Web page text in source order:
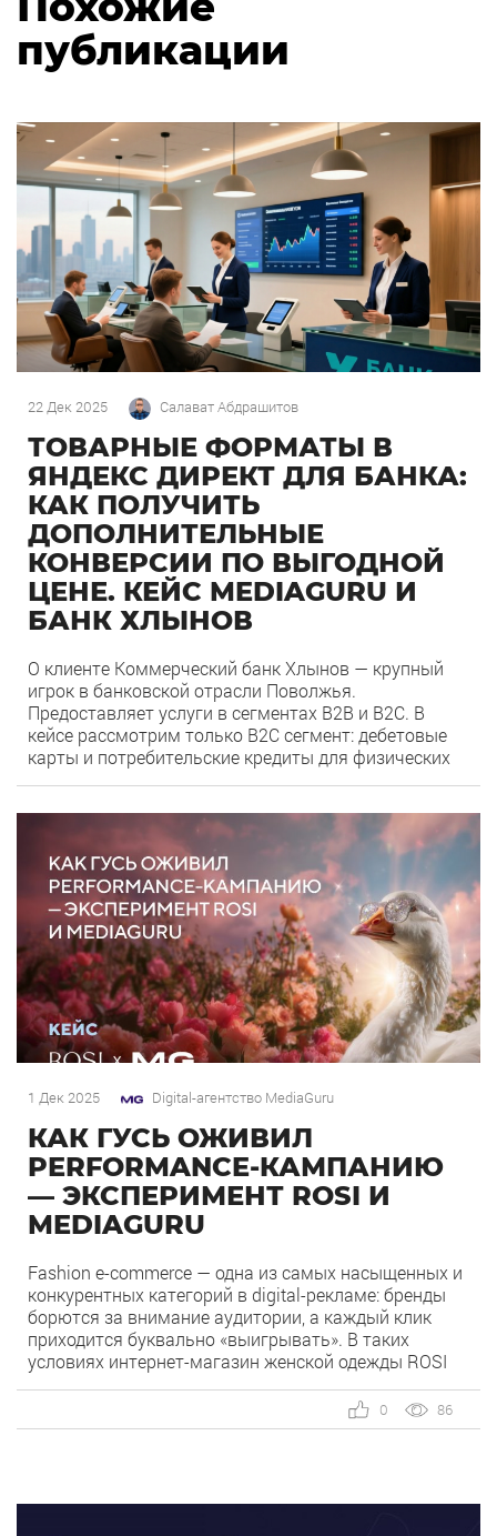
публикации
22 Дек 2025 Салават Абдрашитов
ТОВАРНЫЕ ФОРМАТЫ В
ЯНДЕКС ДИРЕКТ ДЛЯ БАНКА:
КАК ПОЛУЧИТЬ
ДОПОЛНИТЕЛЬНЫЕ
КОНВЕРСИИ ПО ВЫГОДНОЙ
ЦЕНЕ. КЕЙС MEDIAGURU И
БАНК ХЛЫНОВ
О клиенте Коммерческий банк Хлынов — крупный
игрок в банковской отрасли Поволжья.
Предоставляет услуги в сегментах B2B и B2C. В
кейсе рассмотрим только B2С сегмент: дебетовые
карты и потребительские кредиты для физических
сферы. Задачи: Адаптировать товарный формат
рекламы под сегмент B2C для […]
1 Дек 2025 Digital-агентство MediaGuru
КАК ГУСЬ ОЖИВИЛ
PERFORMANCE-КАМПАНИЮ
— ЭКСПЕРИМЕНТ ROSI И
MEDIAGURU
Fashion e-commerce — одна из самых насыщенных и
конкурентных категорий в digital-рекламе: бренды
борются за внимание аудитории, а каждый клик
приходится буквально «выигрывать». В таких
условиях интернет-магазин женской одежды ROSI
performance-канал для привлечения покупателей и
поддержания устойчивых продаж. Реклама
86
0